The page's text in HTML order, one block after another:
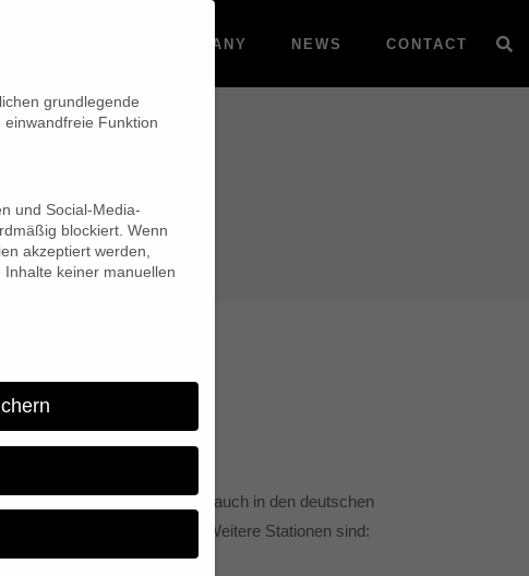
COMPANY NEWS CONTACT
Me”
am 19.01.2011 nun auch in den deutschen
Höfe Kino’ zu sehen. Weitere Stationen sind:
grundlegende
Funktion
und Social-Media-
blockiert. Wenn
akzeptiert werden,
keiner manuellen